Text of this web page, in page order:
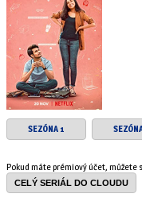
SEZÓNA 1
Pokud máte prémiový účet,
CELÝ SERIÁL DO CLOUDU